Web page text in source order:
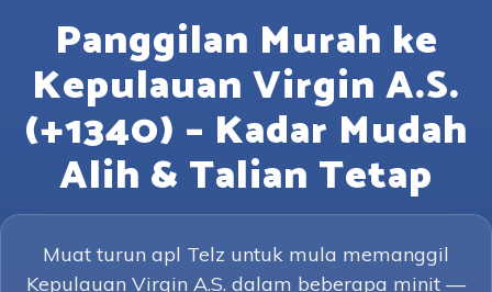
Panggilan Murah ke
Kepulauan Virgin A.S.
(+1340) – Kadar Mudah
Alih & Talian Tetap
Muat turun apl Telz untuk mula memanggil
Kepulauan Virgin A.S. dalam beberapa minit —